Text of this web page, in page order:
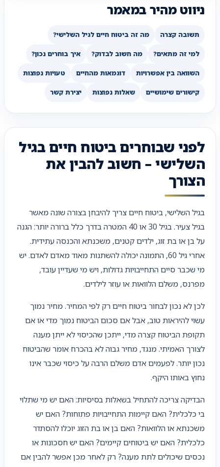
ניווט מהיר במאמר
תשובה קצרה מה זה ביטוח חיים לגיל השלישי?
למי זה מתאים? מה חשוב לבדוק? איך בוחרים נכון?
השוואה בין אפשרויות דוגמאות מהחיים טעויות נפוצות
קישורים שימושיים שאלות נפוצות יצירת קשר
לפני שבוחרים ביטוח חיים בגיל
השלישי – חשוב להבין את
הצורך
בגיל השלישי, ביטוח חיים צריך להיבחן בצורה שונה מאשר
בגיל צעיר. בגיל 30 או 40 המטרה בדרך כלל ברורה יותר: הגנה
על בן או בת זוג, ילדים קטנים, משכנתא והכנסה עתידית.
אחרי גיל 60, התמונה יכולה להשתנות מאוד מאדם לאדם. יש
מי שכבר סיים התחייבויות גדולות, ויש מי שעדיין עובד,
מפרנס, משלם הלוואות או עוזר לילדים.
לכן לא נכון לבחור ביטוח חיים רק לפי המחיר. מחיר נמוך
עשוי להיראות טוב, אבל אם סכום הביטוח נמוך מדי או אם
תקופת הביטוח קצרה מדי, ייתכן שהכיסוי לא ייתן מענה
לצורך האמיתי. מנגד, מחיר גבוה לא בהכרח אומר שהביטוח
נכון יותר. לפעמים אדם משלם הרבה על כיסוי שכבר אינו
נחוץ באותו היקף.
הבדיקה צריכה להתחיל בשאלות בסיסיות: האם יש מי שתלוי
בי כלכלית? האם קיימות התחייבויות פתוחות? האם יש
משכנתא או הלוואות? האם בן או בת הזוג יוכלו להסתדר
כלכלית? האם יש ביטוחים קיימים? האם יש חסכונות או
נכסים שיכולים לתת מענה? רק לאחר מכן אפשר להבין אם